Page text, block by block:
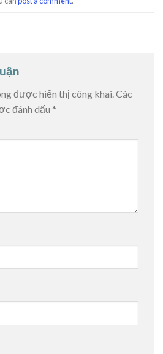
được hiển thị công khai.Các
đánh dấu *